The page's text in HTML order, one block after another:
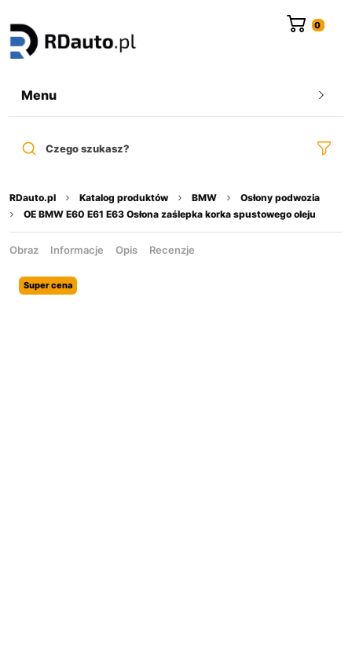
Menu
Czego szukasz?
RDauto.pl Katalog produktów BMW
Osłony podwozia
OE BMW E60 E61 E63 Osłona zaślepka korka spustowego oleju
Obraz Informacje Opis Recenzje
Super cena